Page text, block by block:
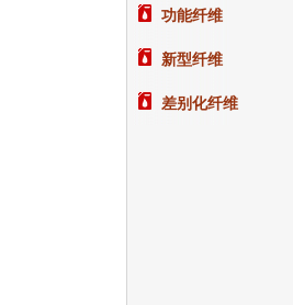
功能纤维
新型纤维
差别化纤维